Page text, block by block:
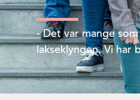
- Det var mange
lakseklyngen. Vi har